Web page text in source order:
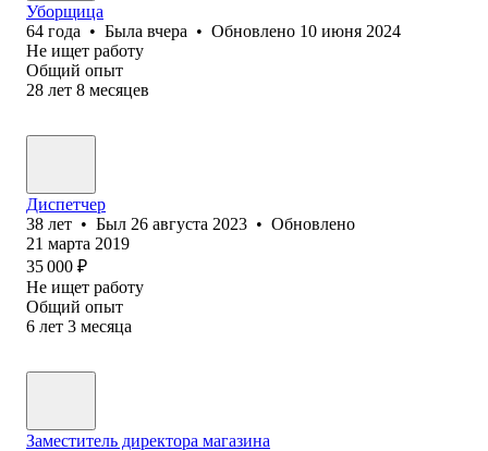
Уборщица
64 года • Была вчера • Обновлено 10 июня 2024
Не ищет работу
Общий опыт
28 лет 8 месяцев
Диспетчер
38 лет • Был 26 августа 2023 • Обновлено
21 марта 2019
35 000 ₽
Не ищет работу
Общий опыт
6 лет 3 месяца
Заместитель директора магазина